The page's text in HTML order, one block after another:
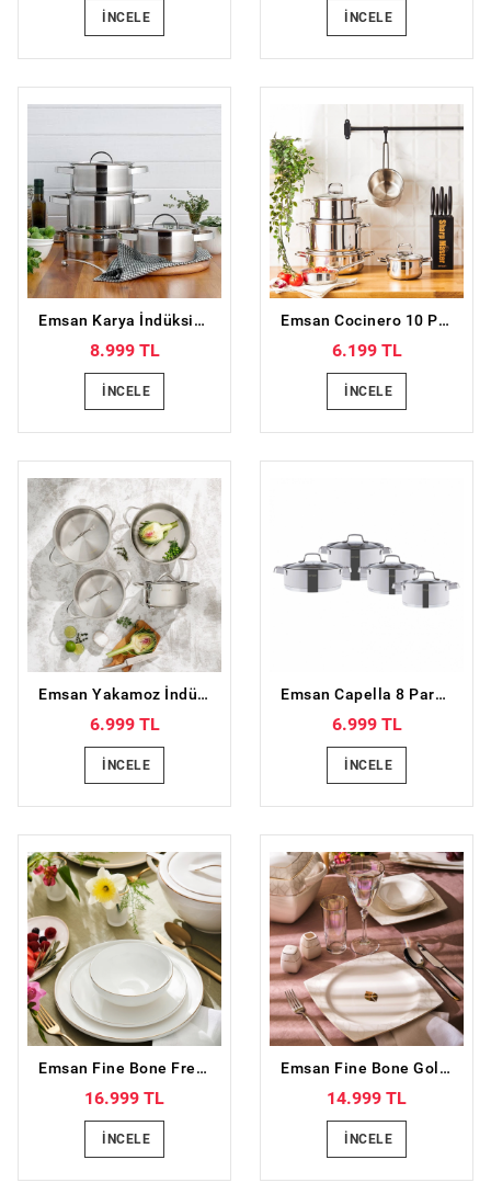
İNCELE İNCELE
Emsan Karya İndüksiyon Tabanlı 8 Parça Paslanmaz Çelik Tencere Seti
8.999 TL
İNCELE
Emsan Cocinero 10 Parça Çelik Çeyiz Seti
6.199 TL
İNCELE
Emsan Yakamoz İndüksiyon Tabanlı 8 Parça Paslanmaz Çelik Tencere Seti
6.999 TL
İNCELE
Emsan Capella 8 Parça Tencere Seti
6.999 TL
İNCELE
Emsan Fine Bone Freya Yuvarlak Gold 60 Parça 12 Kişilik Yemek Takımı
16.999 TL
İNCELE
Emsan Fine Bone Golden Leaf 60 Parça 12 Kişilik Yemek Takımı Gold
14.999 TL
İNCELE